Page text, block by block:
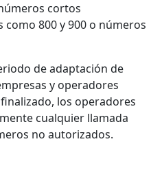
cortos
800 y 900 o números
de adaptación de
y operadores
los operadores
cualquier llamada
no autorizados.